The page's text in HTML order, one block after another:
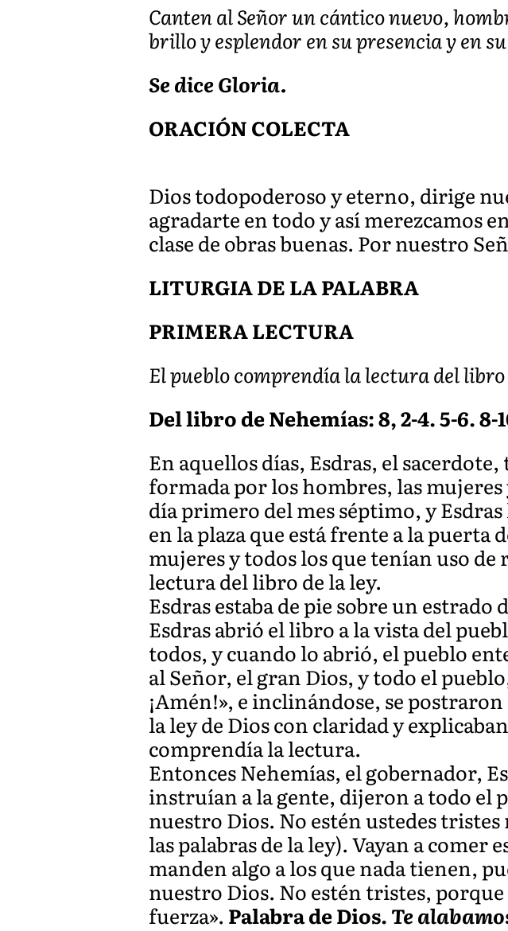
Canten al Señor un cántico nuevo,
brillo y esplendor en su presencia y en
Se dice Gloria.
ORACIÓN COLECTA
Dios todopoderoso y eterno, dirige
agradarte en todo y así merezcamos
clase de obras buenas. Por nuestro
LITURGIA DE LA PALABRA
PRIMERA LECTURA
El pueblo comprendía la lectura del libro
Del libro de Nehemías: 8, 2-4. 5-6. 8-
En aquellos días, Esdras, el
formada por los hombres, las
día primero del mes séptimo, y
en la plaza que está frente a la puerta
mujeres y todos los que tenían uso de
lectura del libro de la ley.
Esdras estaba de pie sobre un
Esdras abrió el libro a la vista del
todos, y cuando lo abrió, el pueblo
al Señor, el gran Dios, y todo el
¡Amén!», e inclinándose, se
la ley de Dios con claridad y
comprendía la lectura.
Entonces Nehemías, el gobernador,
instruían a la gente, dijeron a todo el
nuestro Dios. No estén ustedes
las palabras de la ley). Vayan a
manden algo a los que nada tienen,
nuestro Dios. No estén tristes,
fuerza». Palabra de Dios.Te